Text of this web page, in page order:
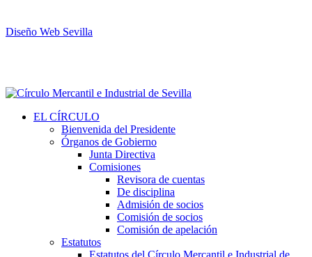
Diseño Web Sevilla
EL CÍRCULO
Bienvenida del Presidente
Órganos de Gobierno
Junta Directiva
Comisiones
Revisora de cuentas
De disciplina
Admisión de socios
Comisión de socios
Comisión de apelación
Estatutos
Estatutos del Círculo Mercantil e Industrial de